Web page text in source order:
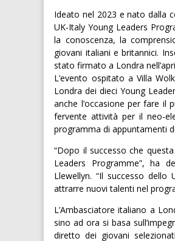
Ideato nel 2023 e nato dalla
UK-Italy Young Leaders
la conoscenza, la
giovani italiani e britannici.
stato firmato a Londra
L’evento ospitato a Villa
Londra dei dieci Young
anche l’occasione per fare
fervente attività per il neo-
programma di appuntamenti
“Dopo il successo che
Leaders Programme”, ha
Llewellyn. “Il successo
attrarre nuovi talenti nel
L’Ambasciatore italiano a
sino ad ora si basa
diretto dei giovani